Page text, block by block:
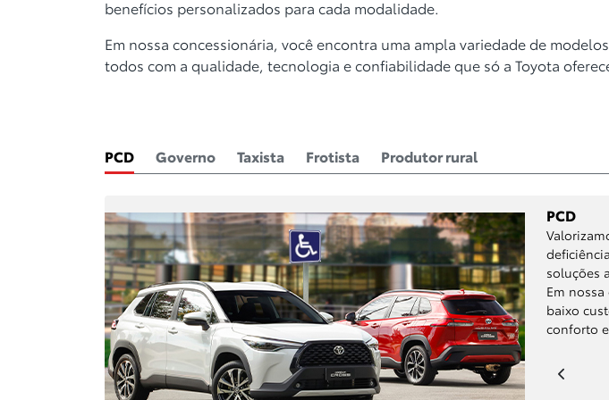
benefícios personalizados para cada modalidade.
Em nossa concessionária, você encontra uma ampla variedade de
todos com a qualidade, tecnologia e confiabilidade que só a Toyota
PCD Governo Taxista Frotista Produtor rural
PCD
soluções
Em
baixo
conforto